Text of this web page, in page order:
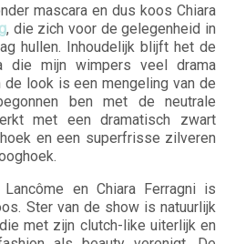
mascara en dus koos Chiara
, die zich voor de gelegenheid in
hullen. Inhoudelijk blijft het de
die mijn wimpers veel drama
look is een mengeling van de
ben met de neutrale
met een dramatisch zwart
en een superfrisse zilveren
en Chiara Ferragni is
Ster van de show is natuurlijk
met zijn clutch-like uiterlijk en